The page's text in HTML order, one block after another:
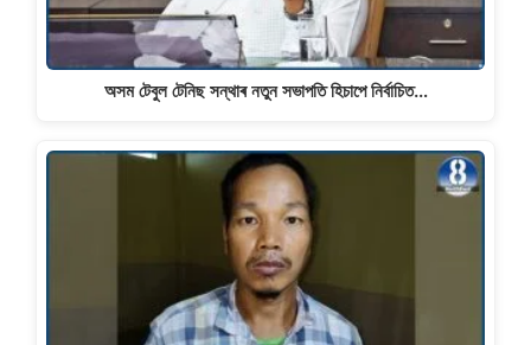
অসম টেবুল টেনিছ সন্থাৰ নতুন সভাপতি হিচাপে নিৰ্বাচিত…